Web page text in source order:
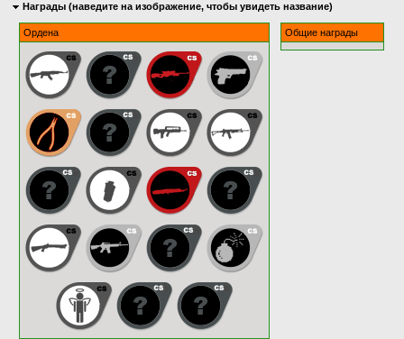
Награды (наведите на изображение, чтобы увидеть название)
Ордена Общие награды